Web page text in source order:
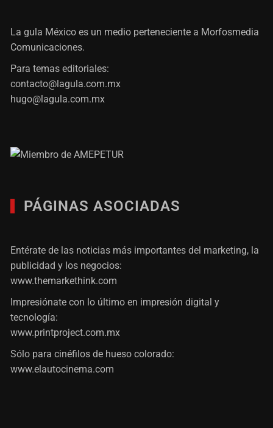
La gula México es un medio perteneciente a Morfosmedia
Comunicaciones.
Para temas editoriales:
contacto@lagula.com.mx
hugo@lagula.com.mx
PÁGINAS ASOCIADAS
Entérate de las noticias más importantes del marketing, la
publicidad y los negocios:
www.themarkethink.com
Impresiónate con lo último en impresión digital y
tecnología:
www.printproject.com.mx
Sólo para cinéfilos de hueso colorado:
www.elautocinema.com